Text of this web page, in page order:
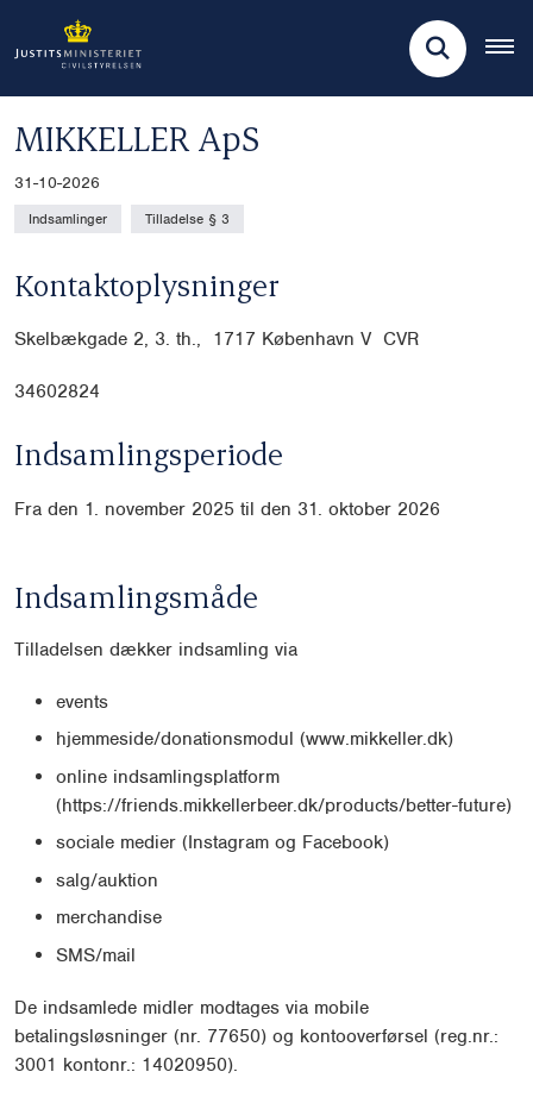
MIKKELLER ApS
31-10-2026
Indsamlinger Tilladelse § 3
Kontaktoplysninger
Skelbækgade 2, 3. th., 1717 København V CVR
34602824
Indsamlingsperiode
Fra den 1. november 2025 til den 31. oktober 2026
Indsamlingsmåde
Tilladelsen dækker indsamling via
events
hjemmeside/donationsmodul (www.mikkeller.dk)
online indsamlingsplatform
(https://friends.mikkellerbeer.dk/products/better-future)
sociale medier (Instagram og Facebook)
salg/auktion
merchandise
SMS/mail
De indsamlede midler modtages via mobile
betalingsløsninger (nr. 77650) og kontooverførsel (reg.nr.:
3001 kontonr.: 14020950).